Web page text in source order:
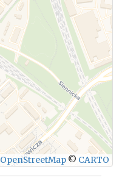
OpenStreetMap © CARTO